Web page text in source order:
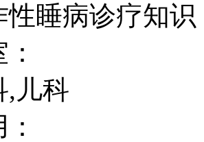
性睡病诊疗知识
,儿科